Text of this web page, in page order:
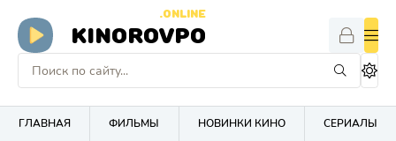
KINOROVPO
.ONLINE
ГЛАВНАЯ ФИЛЬМЫ НОВИНКИ КИНО СЕРИАЛЫ